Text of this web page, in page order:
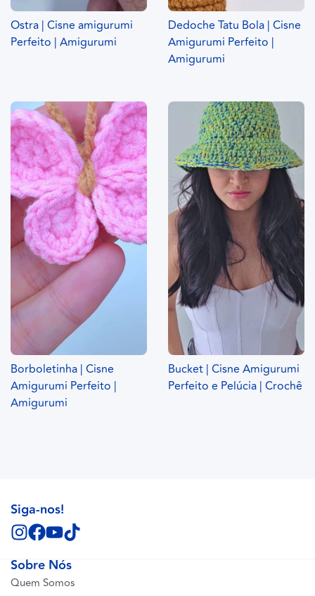
Ostra | Cisne amigurumi
Perfeito | Amigurumi
Dedoche Tatu Bola | Cisne
Amigurumi Perfeito |
Amigurumi
Borboletinha | Cisne
Amigurumi Perfeito |
Amigurumi
Bucket | Cisne Amigurumi
Perfeito e Pelúcia | Crochê
Sobre Nós
Quem Somos
Siga-nos!